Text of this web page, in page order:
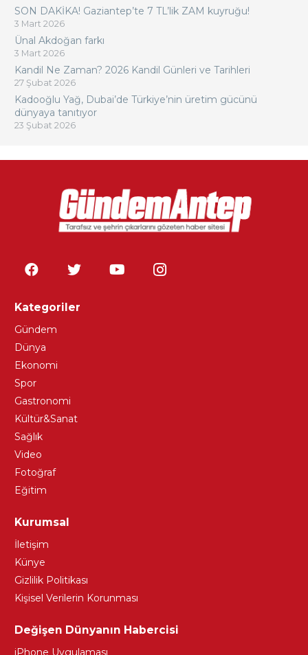
SON DAKİKA! Gaziantep’te 7 TL’lik ZAM kuyruğu!
3 Mart 2026
Ünal Akdoğan farkı
3 Mart 2026
Kandil Ne Zaman? 2026 Kandil Günleri ve Tarihleri
27 Şubat 2026
Kadooğlu Yağ, Dubai’de Türkiye’nin üretim gücünü
dünyaya tanıtıyor
23 Şubat 2026
Kategoriler
Gündem
Dünya
Ekonomi
Spor
Gastronomi
Kültür&Sanat
Sağlık
Video
Fotoğraf
Eğitim
Kurumsal
İletişim
Künye
Gizlilik Politikası
Kişisel Verilerin Korunması
Değişen Dünyanın Habercisi
iPhone Uygulaması